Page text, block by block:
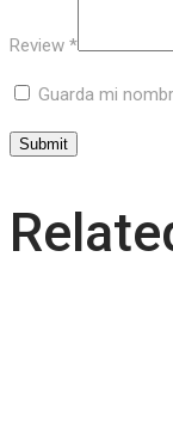
Review *
Guarda mi